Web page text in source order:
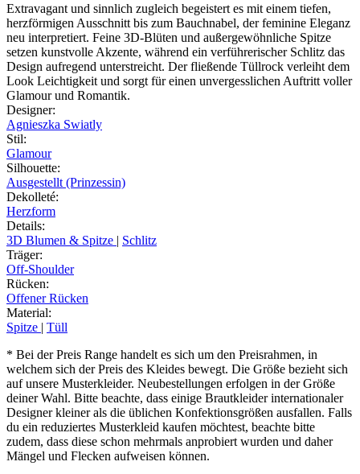
Extravagant und sinnlich zugleich begeistert es mit einem tiefen,
herzförmigen Ausschnitt bis zum Bauchnabel, der feminine Eleganz
neu interpretiert. Feine 3D-Blüten und außergewöhnliche Spitze
setzen kunstvolle Akzente, während ein verführerischer Schlitz das
Design aufregend unterstreicht. Der fließende Tüllrock verleiht dem
Look Leichtigkeit und sorgt für einen unvergesslichen Auftritt voller
Glamour und Romantik.
Designer:
Agnieszka Swiatly
Stil:
Glamour
Silhouette:
Ausgestellt (Prinzessin)
Dekolleté:
Herzform
Details:
3D Blumen & Spitze | Schlitz
Träger:
Off-Shoulder
Rücken:
Offener Rücken
Material:
Spitze | Tüll
* Bei der Preis Range handelt es sich um den Preisrahmen, in
welchem sich der Preis des Kleides bewegt. Die Größe bezieht sich
auf unsere Musterkleider. Neubestellungen erfolgen in der Größe
deiner Wahl. Bitte beachte, dass einige Brautkleider internationaler
Designer kleiner als die üblichen Konfektionsgrößen ausfallen. Falls
du ein reduziertes Musterkleid kaufen möchtest, beachte bitte
zudem, dass diese schon mehrmals anprobiert wurden und daher
Mängel und Flecken aufweisen können.